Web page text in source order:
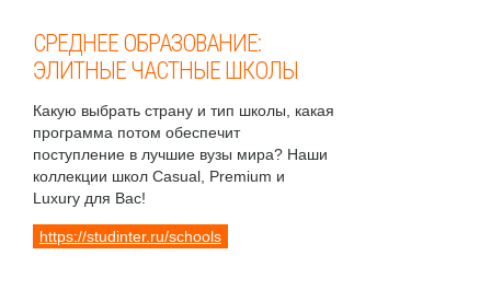
СРЕДНЕЕ ОБРАЗОВАНИЕ:
ЭЛИТНЫЕ ЧАСТНЫЕ ШКОЛЫ
Какую выбрать страну и тип школы, какая
программа потом обеспечит
поступление в лучшие вузы мира? Наши
коллекции школ Casual, Premium и
Luxury для Вас!
https://studinter.ru/schools